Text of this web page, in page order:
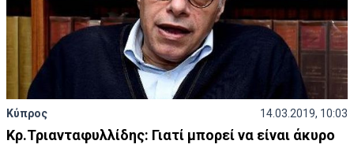
Κύπρος 14.03.2019, 10:03
Κρ.Τριανταφυλλίδης: Γιατί μπορεί να είναι άκυρο